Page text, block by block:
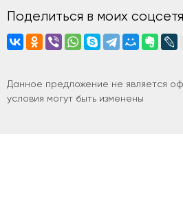
Поделиться в моих
Данное предложение не является
условия могут быть изменены